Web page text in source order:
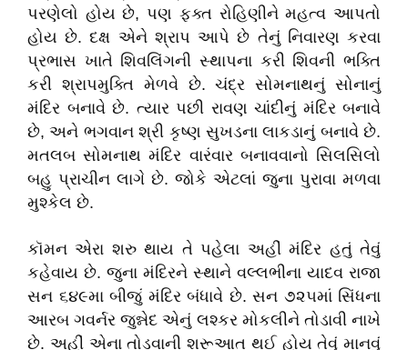
પરણેલો હોય છે, પણ ફક્ત રોહિણીને મહત્વ આપતો
હોય છે. દક્ષ એને શ્રાપ આપે છે તેનું નિવારણ કરવા
પ્રભાસ ખાતે શિવલિંગની સ્થાપના કરી શિવની ભક્તિ
કરી શ્રાપમુક્તિ મેળવે છે. ચંદ્ર સોમનાથનું સોનાનું
મંદિર બનાવે છે. ત્યાર પછી રાવણ ચાંદીનું મંદિર બનાવે
છે, અને ભગવાન શ્રી કૃષ્ણ સુખડના લાકડાનું બનાવે છે.
મતલબ સોમનાથ મંદિર વારંવાર બનાવવાનો સિલસિલો
બહુ પ્રાચીન લાગે છે. જોકે એટલાં જુના પુરાવા મળવા
મુશ્કેલ છે.
કૉમન એરા શરુ થાય તે પહેલા અહીં મંદિર હતું તેવું
કહેવાય છે. જુના મંદિરને સ્થાને વલ્લભીના યાદવ રાજા
સન ૬૪૯મા બીજું મંદિર બંધાવે છે. સન ૭૨૫માં સિંધના
આરબ ગવર્નર જુન્નેદ એનું લશ્કર મોકલીને તોડાવી નાખે
છે. અહીં એના તોડવાની શરૂઆત થઈ હોય તેવું માનવું